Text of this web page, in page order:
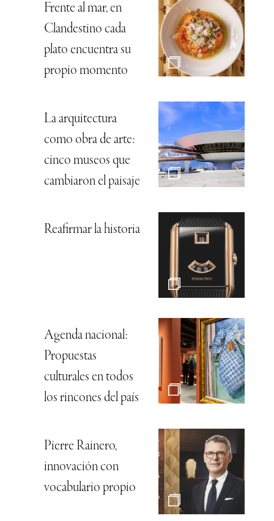
Frente al mar, en
Clandestino cada
plato encuentra su
propio momento
La arquitectura
como obra de arte:
cinco museos que
cambiaron el paisaje
Reafirmar la historia
Agenda nacional:
Propuestas
culturales en todos
los rincones del país
Pierre Rainero,
innovación con
vocabulario propio